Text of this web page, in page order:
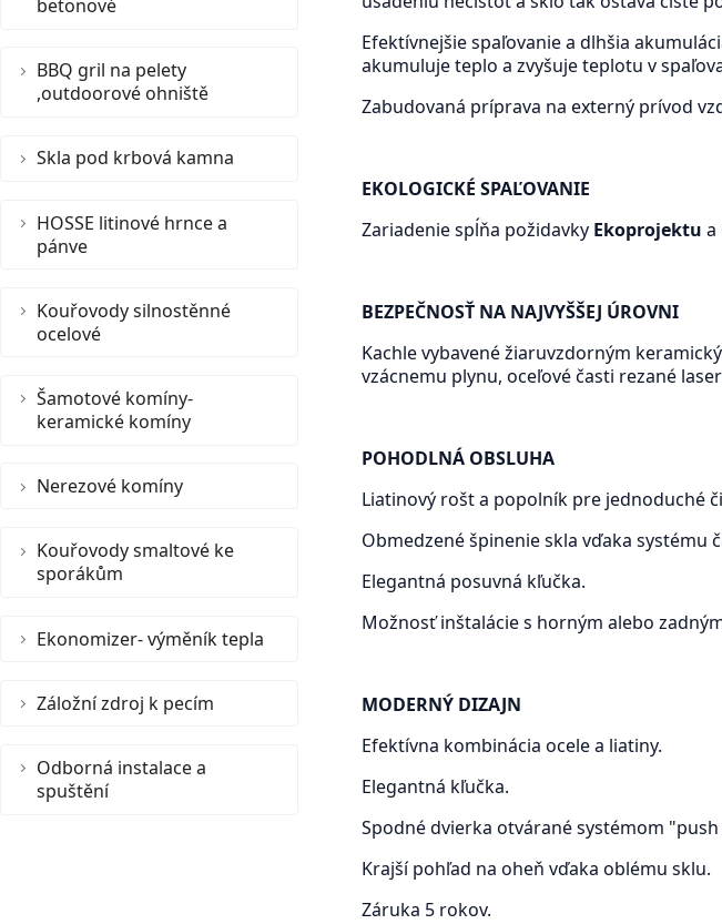
betonové
BBQ gril na pelety
,outdoorové ohniště
Skla pod krbová kamna
HOSSE litinové hrnce a
pánve
Kouřovody silnostěnné
ocelové
Šamotové komíny-
keramické komíny
Nerezové komíny
Kouřovody smaltové ke
sporákům
Ekonomizer- výměník tepla
Záložní zdroj k pecím
Odborná instalace a
spuštění
Efektívnejšie spaľovanie a dlhšia
akumuluje teplo a zvyšuje teplotu v
Zabudovaná príprava na externý prívod
EKOLOGICKÉ SPAĽOVANIE
Zariadenie spĺňa požidavky Ekoprojektu a
BEZPEČNOSŤ NA NAJVYŠŠEJ ÚROVNI
Kachle vybavené žiaruvzdorným
vzácnemu plynu, oceľové časti rezané
POHODLNÁ OBSLUHA
Liatinový rošt a popolník pre jednoduché
Obmedzené špinenie skla vďaka systému
Elegantná posuvná kľučka.
Možnosť inštalácie s horným alebo
MODERNÝ DIZAJN
Efektívna kombinácia ocele a liatiny.
Elegantná kľučka.
Spodné dvierka otvárané systémom
Krajší pohľad na oheň vďaka oblému sklu.
Záruka 5 rokov.